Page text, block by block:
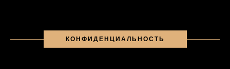
КОНФИДЕНЦИАЛЬНОСТЬ